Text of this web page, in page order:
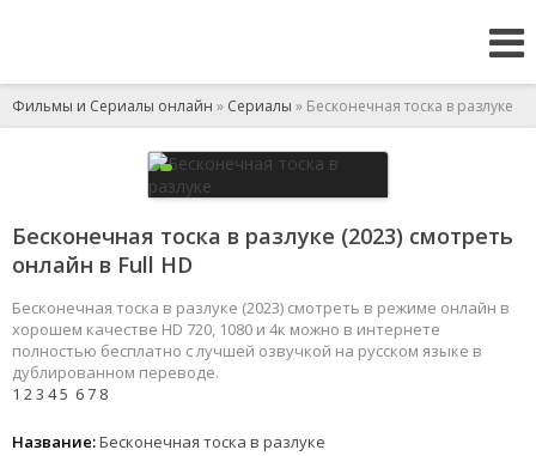
Фильмы и Сериалы онлайн » Сериалы » Бесконечная тоска в разлуке
Бесконечная тоска в разлуке (2023) смотреть
онлайн в Full HD
Бесконечная тоска в разлуке (2023) смотреть в режиме онлайн в
хорошем качестве HD 720, 1080 и 4к можно в интернете
полностью бесплатно с лучшей озвучкой на русском языке в
дублированном переводе.
1 23 45 67 8
Название:Бесконечная тоска в разлуке